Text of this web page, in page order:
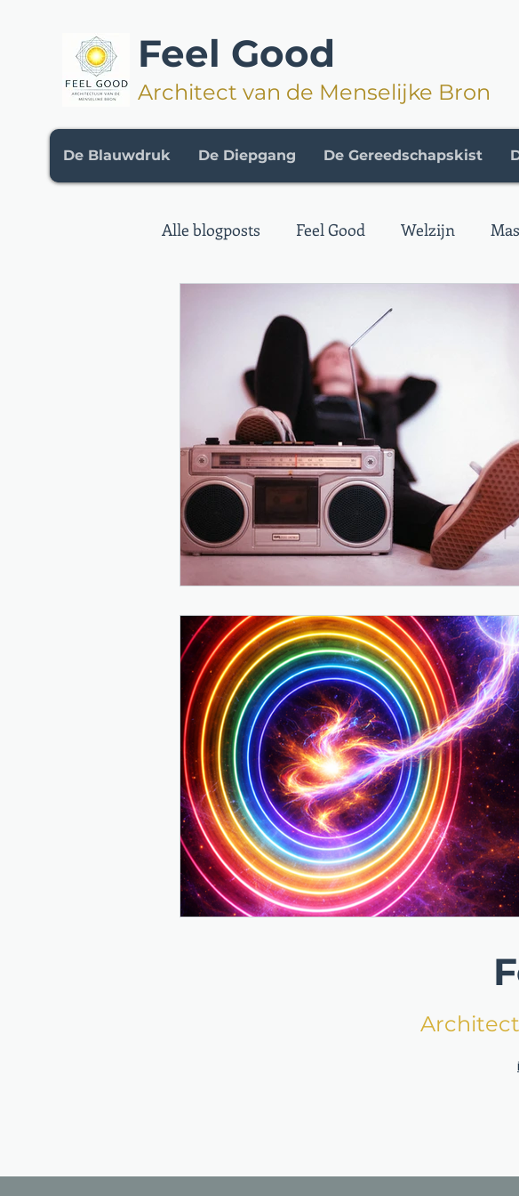
Feel Good
Architect van de Menselijke Bron
De Blauwdruk De Diepgang De Gereedschapskist
Alle blogposts Feel Good Welzijn